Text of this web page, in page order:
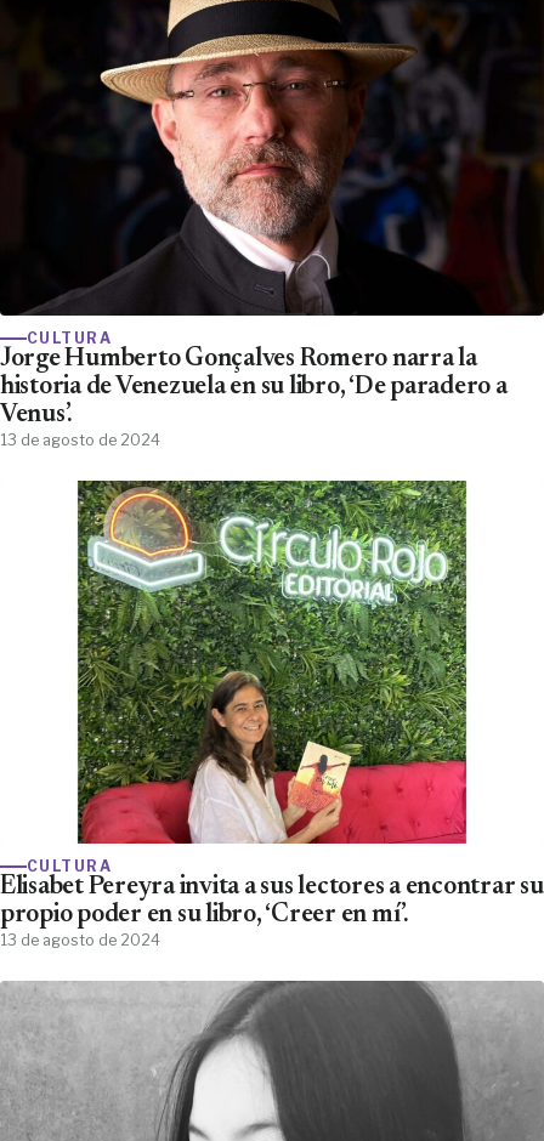
CULTURA
Jorge Humberto Gonçalves Romero narra la
historia de Venezuela en su libro, ‘De paradero a
Venus’.
13 de agosto de 2024
CULTURA
Elisabet Pereyra invita a sus lectores a encontrar su
propio poder en su libro, ‘Creer en mí’.
13 de agosto de 2024